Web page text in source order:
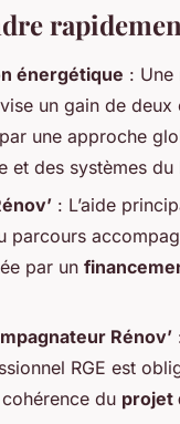
énergétique : Une
un gain de deux
une approche
et des systèmes
: L’aide
parcours
par un
Rénov’
RGE est
du projet